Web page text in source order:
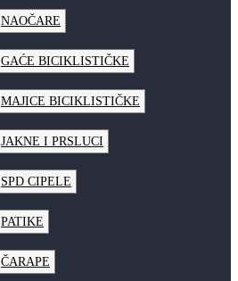
NAOČARE
GAĆE BICIKLISTIČKE
MAJICE BICIKLISTIČKE
JAKNE I PRSLUCI
SPD CIPELE
PATIKE
ČARAPE